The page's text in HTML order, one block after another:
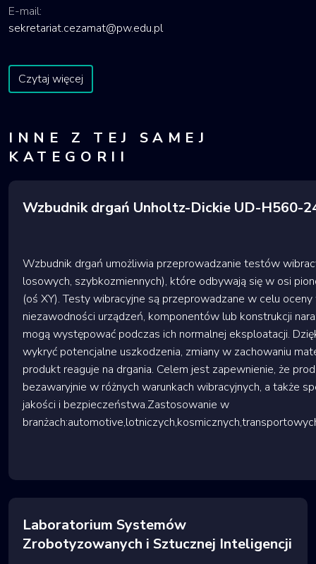
E-mail:
sekretariat.cezamat@pw.edu.pl
Czytaj więcej
INNE Z TEJ SAMEJ
KATEGORII
Wzbudnik drgań Unholtz-Dickie UD-H560-
Wzbudnik drgań umożliwia przeprowadzanie testów
losowych, szybkozmiennych), które odbywają się w osi
(oś XY). Testy wibracyjne są przeprowadzane w celu
niezawodności urządzeń, komponentów lub konstrukcji
mogą występować podczas ich normalnej eksploatacji.
wykryć potencjalne uszkodzenia, zmiany w zachowaniu
produkt reaguje na drgania. Celem jest zapewnienie, że
bezawaryjnie w różnych warunkach wibracyjnych, a także
jakości i bezpieczeństwa.Zastosowanie w
Laboratorium Systemów
Zrobotyzowanych i Sztucznej Inteligencji